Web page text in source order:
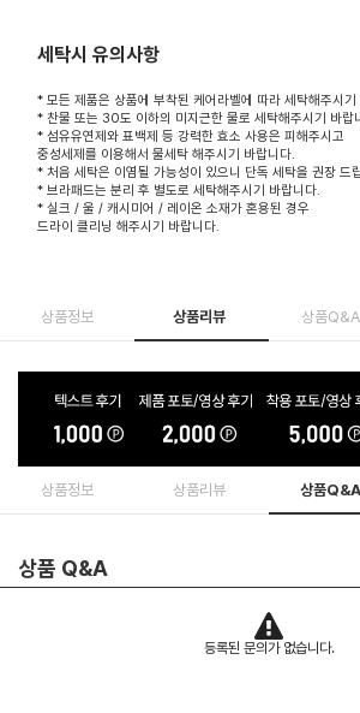
세탁시 유의사항
* 모든 제품은 상품에 부착된 케어라벨에 따라 세탁해주시기
* 찬물 또는 30도 이하의 미지근한 물로 세탁해주시기 바랍
* 섬유유연제와 표백제 등 강력한 효소 사용은 피해주시고
중성세제를 이용해서 물세탁 해주시기 바랍니다.
* 처음 세탁은 이염될 가능성이 있으니 단독 세탁을 권장 드
* 브라패드는 분리 후 별도로 세탁해주시기 바랍니다.
* 실크 / 울 / 캐시미어 / 레이온 소재가 혼용된 경우
드라이 클리닝 해주시기 바랍니다.
상품정보 상품리뷰 상품Q&A
상품정보 상품리뷰 상품Q&A
상품 Q&A
등록된 문의가 없습니다.